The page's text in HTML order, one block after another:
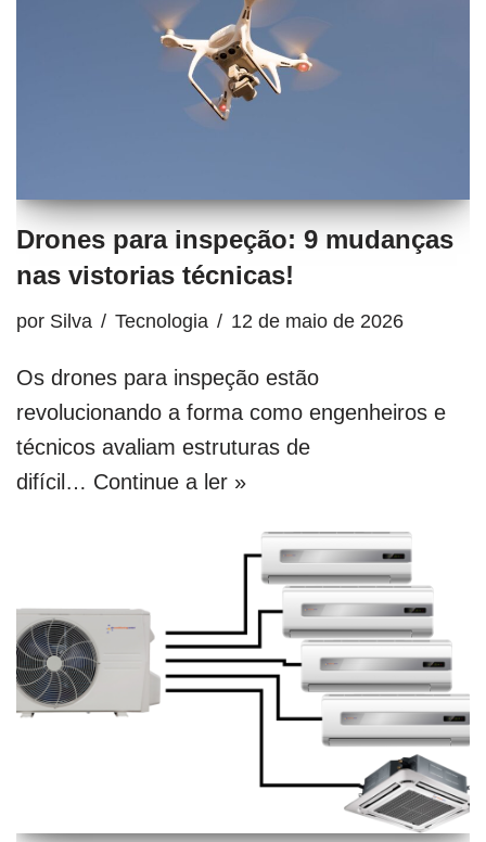
Drones para inspeção: 9 mudanças
nas vistorias técnicas!
por Silva Tecnologia 12 de maio de 2026
Os drones para inspeção estão
revolucionando a forma como engenheiros e
técnicos avaliam estruturas de
difícil… Continue a ler »